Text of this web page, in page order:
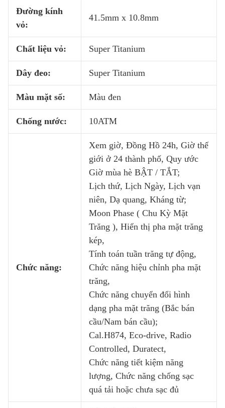
Đường kính
vỏ:
41.5mm x 10.8mm
Chất liệu vỏ: Super Titanium
Dây đeo: Super Titanium
Màu mặt số: Màu đen
Chống nước: 10ATM
Chức năng:
Xem giờ, Đồng Hồ 24h, Giờ thế
giới ở 24 thành phố, Quy ước
Giờ mùa hè BẬT / TẮT;
Lịch thứ, Lịch Ngày, Lịch vạn
niên, Dạ quang, Kháng từ;
Moon Phase ( Chu Kỳ Mặt
Trăng ), Hiển thị pha mặt trăng
kép,
Tính toán tuần trăng tự động,
Chức năng hiệu chỉnh pha mặt
trăng,
Chức năng chuyển đổi hình
dạng pha mặt trăng (Bắc bán
cầu/Nam bán cầu);
Cal.H874, Eco-drive, Radio
Controlled, Duratect,
Chức năng tiết kiệm năng
lượng, Chức năng chống sạc
quá tải hoặc chưa sạc đủ